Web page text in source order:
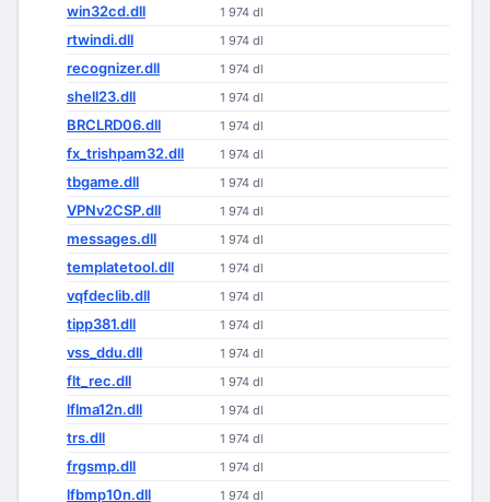
win32cd.dll 1 974 dl
rtwindi.dll 1 974 dl
recognizer.dll 1 974 dl
shell23.dll 1 974 dl
BRCLRD06.dll 1 974 dl
fx_trishpam32.dll 1 974 dl
tbgame.dll 1 974 dl
VPNv2CSP.dll 1 974 dl
messages.dll 1 974 dl
templatetool.dll 1 974 dl
vqfdeclib.dll 1 974 dl
tipp381.dll 1 974 dl
vss_ddu.dll 1 974 dl
flt_rec.dll 1 974 dl
lflma12n.dll 1 974 dl
trs.dll 1 974 dl
frgsmp.dll 1 974 dl
lfbmp10n.dll 1 974 dl